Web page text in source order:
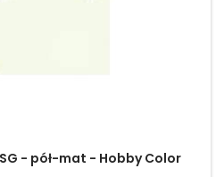
SG - pół-mat - Hobby Color